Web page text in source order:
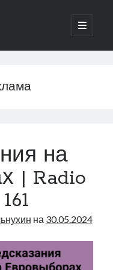
отрыть
на
| Radio
на 30.05.2024